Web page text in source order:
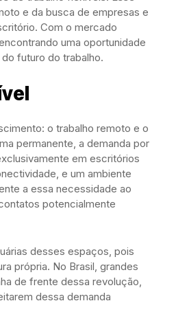
e da busca de empresas e
Com o mercado
uma oportunidade
futuro do trabalho.
o trabalho remoto e o
permanente, a demanda por
em escritórios
e um ambiente
a essa necessidade ao
potencialmente
desses espaços, pois
própria. No Brasil, grandes
de frente dessa revolução,
dessa demanda